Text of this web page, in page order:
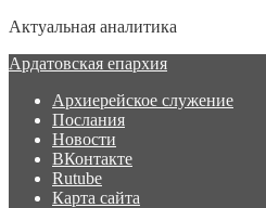
Актуальная аналитика
Ардатовская епархия
Архиерейское служение
Послания
Новости
ВКонтакте
Rutube
Карта сайта